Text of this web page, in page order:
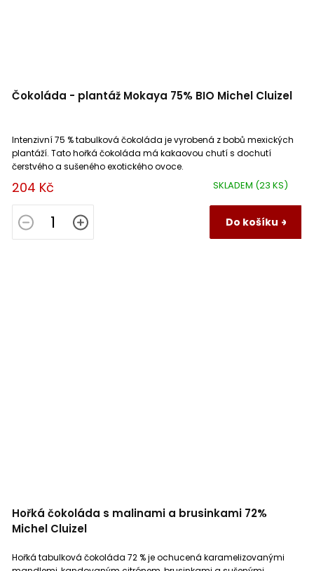
Čokoláda - plantáž Mokaya 75% BIO Michel Cluizel
SKLADEM (23 KS)
204 Kč
Do košíku
Intenzivní 75 % tabulková čokoláda je vyrobená z bobů mexických
plantáží. Tato hořká čokoláda má kakaovou chutí s dochutí
čerstvého a sušeného exotického ovoce.
Hořká čokoláda s malinami a brusinkami 72%
Michel Cluizel
Hořká tabulková čokoláda 72 % je ochucená karamelizovanými